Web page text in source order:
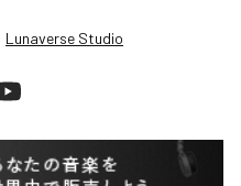
Lunaverse Studio